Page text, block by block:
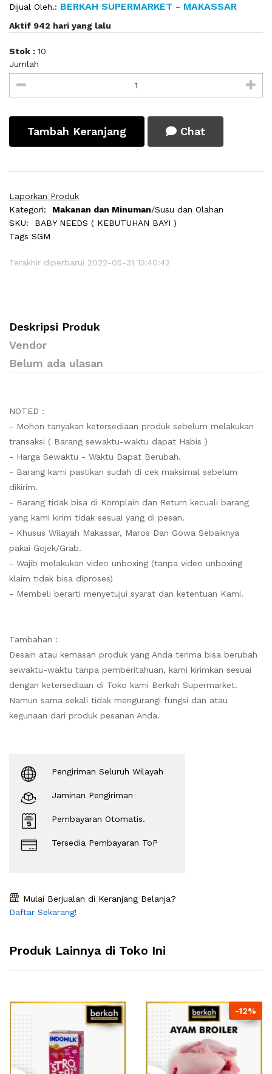
Dijual Oleh.: BERKAH SUPERMARKET - MAKASSAR
Aktif 942 hari yang lalu
Stok : 10
Jumlah
Tambah Keranjang Chat
Laporkan Produk
Kategori:
Makanan dan Minuman/Susu dan Olahan
SKU:
BABY NEEDS ( KEBUTUHAN BAYI )
Tags SGM
Terakhir diperbarui 2022-05-31 13:40:42
Deskripsi Produk
Vendor
Belum ada ulasan
NOTED :
- Mohon tanyakan ketersediaan produk sebelum melakukan
transaksi ( Barang sewaktu-waktu dapat Habis )
- Harga Sewaktu - Waktu Dapat Berubah.
- Barang kami pastikan sudah di cek maksimal sebelum
dikirim.
- Barang tidak bisa di Komplain dan Return kecuali barang
yang kami kirim tidak sesuai yang di pesan.
- Khusus Wilayah Makassar, Maros Dan Gowa Sebaiknya
pakai Gojek/Grab.
- Wajib melakukan video unboxing (tanpa video unboxing
klaim tidak bisa diproses)
- Membeli berarti menyetujui syarat dan ketentuan Kami.
Tambahan :
Desain atau kemasan produk yang Anda terima bisa berubah
sewaktu-waktu tanpa pemberitahuan, kami kirimkan sesuai
dengan ketersediaan di Toko kami Berkah Supermarket.
Namun sama sekali tidak mengurangi fungsi dan atau
kegunaan dari produk pesanan Anda.
Pengiriman Seluruh Wilayah
Jaminan Pengiriman
Pembayaran Otomatis.
Tersedia Pembayaran ToP
Mulai Berjualan di Keranjang Belanja?
Daftar Sekarang!
Produk Lainnya di Toko Ini
-12%